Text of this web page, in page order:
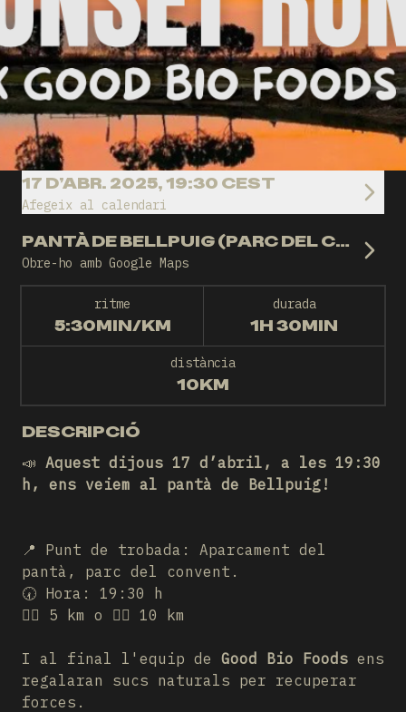
17 D’ABR. 2025, 19:30 CEST
Afegeix al calendari
PANTÀ DE BELLPUIG (PARC DEL CONVENT)
Obre-ho amb Google Maps
ritme
5:30MIN/KM
durada
1H 30MIN
distància
10KM
DESCRIPCIÓ
📣 Aquest dijous 17 d’abril, a les 19:30
h, ens veiem al pantà de Bellpuig!
📍 Punt de trobada: Aparcament del
pantà, parc del convent.
🕢 Hora: 19:30 h
🏃‍♀️ 5 km o 🏃‍♂️ 10 km
I al final l'equip de Good Bio Foods ens
regalaran sucs naturals per recuperar
forces.